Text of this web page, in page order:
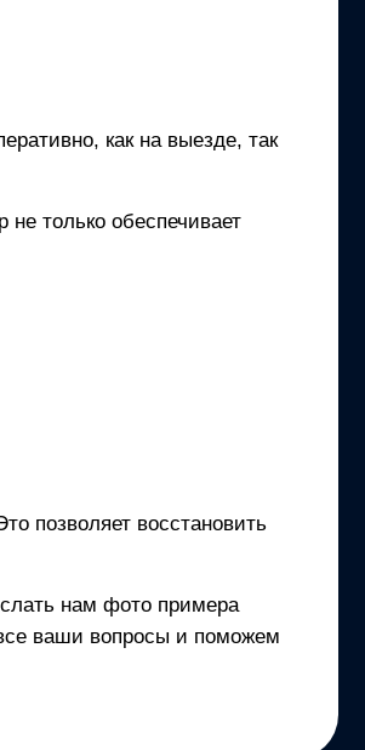
как на выезде, так
не только обеспечивает
позволяет восстановить
нам фото примера
ваши вопросы и поможем